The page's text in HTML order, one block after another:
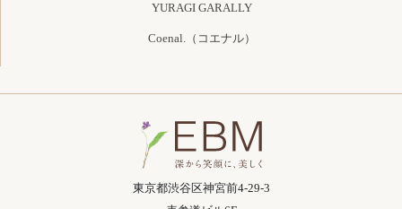
YURAGI GARALLY
Coenal.（コエナル）
東京都渋谷区神宮前4-29-3